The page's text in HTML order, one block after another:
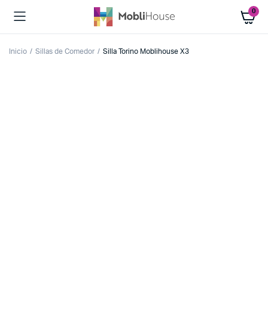
0
Inicio Sillas de Comedor Silla Torino Moblihouse X3